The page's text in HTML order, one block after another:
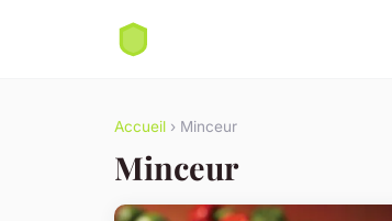
Accueil › Minceur
Minceur